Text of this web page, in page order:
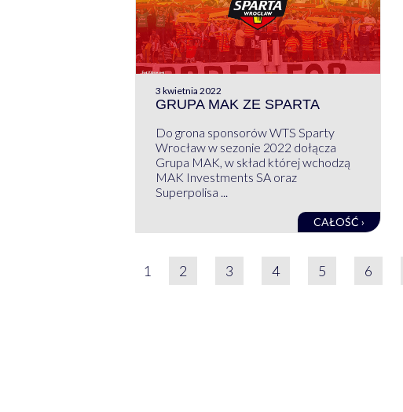
3 kwietnia 2022
GRUPA MAK ZE SPARTA
Do grona sponsorów WTS Sparty
Wrocław w sezonie 2022 dołącza
Grupa MAK, w skład której wchodzą
MAK Investments SA oraz
Superpolisa ...
CAŁOŚĆ ›
STRONICOWANIE
1 2 3 4 5 6